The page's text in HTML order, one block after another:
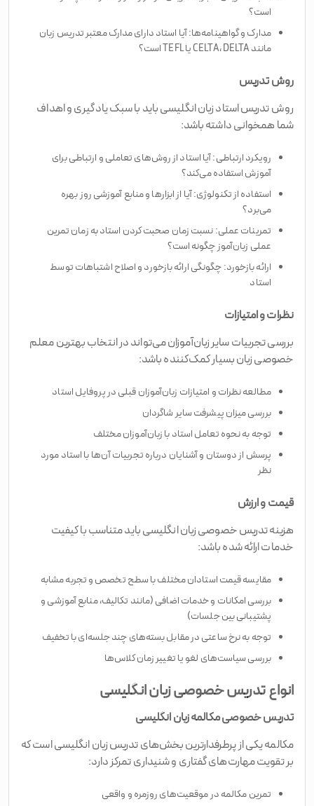
است؟
مدارک و گواهینامه‌ها: آیا استاد دارای مدارک معتبر تدریس زبان
مانند CELTA، DELTA یا TEFL است؟
روش تدریس
روش تدریس استاد زبان انگلیسی باید با سبک یادگیری و اهداف
شما همخوانی داشته باشد:
رویکرد ارتباطی: آیا استاد از روش‌های تعاملی و ارتباطی برای
آموزش استفاده می‌کند؟
استفاده از تکنولوژی: آیا از ابزارها و منابع آموزشی روز بهره
می‌برد؟
تمرینات عملی: نسبت زمان صحبت کردن استاد به زمان تمرین
عملی زبان‌آموز چگونه است؟
ارائه بازخورد: چگونگی ارائه بازخورد و اصلاح اشتباهات توسط
استاد
نظرات و امتیازات
بررسی تجربیات سایر زبان‌آموزان می‌تواند در انتخاب بهترین معلم
خصوصی زبان بسیار کمک‌کننده باشد:
مطالعه نظرات و امتیازات زبان‌آموزان قبلی در پروفایل استاد
بررسی میزان پیشرفت سایر شاگردان
توجه به نحوه تعامل استاد با زبان‌آموزان مختلف
پرسش از دوستان و آشنایان درباره تجربیات آن‌ها با استاد مورد
نظر
قیمت و ارزش
هزینه تدریس خصوصی زبان انگلیسی باید متناسب با کیفیت
خدمات ارائه شده باشد:
مقایسه قیمت استادان مختلف با سطح تخصص و تجربه مشابه
بررسی امکانات و خدمات اضافی (مانند تکالیف، منابع آموزشی و
پشتیبانی بین جلسات)
توجه به نرخ ساعتی در مقابل بسته‌های چند جلسه‌ای با تخفیف
بررسی سیاست‌های لغو یا تغییر زمان کلاس‌ها
انواع تدریس خصوصی زبان انگلیسی
تدریس خصوصی مکالمه زبان انگلیسی
مکالمه یکی از پرطرفدارترین بخش‌های تدریس زبان انگلیسی است که
بر تقویت مهارت‌های گفتاری و شنیداری تمرکز دارد:
تمرین مکالمه در موقعیت‌های روزمره و واقعی